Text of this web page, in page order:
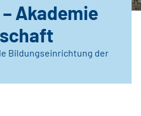
– Akademie
Bildungseinrichtung der